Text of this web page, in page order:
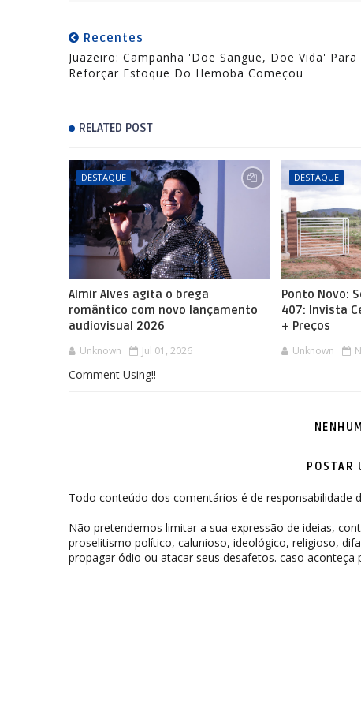
Recentes
Juazeiro: Campanha 'Doe Sangue, Doe Vida' Para
Reforçar Estoque Do Hemoba Começou
RELATED POST
DESTAQUE
Almir Alves agita o brega
romântico com novo lançamento
audiovisual 2026
Unknown Jul 01, 2026
DESTAQUE
Ponto Novo:
407: Invista
+ Preços
Unknown
Comment Using!!
POSTAR
Todo conteúdo dos comentários é de responsabilidade
Não pretendemos limitar a sua expressão de ideias,
proselitismo político, calunioso, ideológico, religioso,
propagar ódio ou atacar seus desafetos. caso